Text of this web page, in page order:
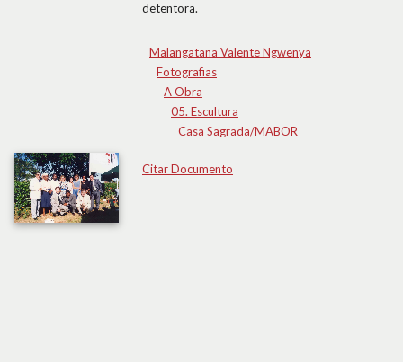
detentora.
Malangatana Valente Ngwenya
Fotografias
A Obra
05. Escultura
Casa Sagrada/MABOR
Citar Documento